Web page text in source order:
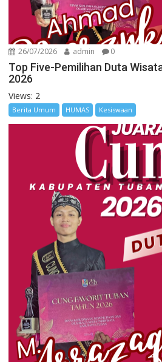
26/07/2026 admin 0
Top Five-Pemilihan Duta
2026
Views: 2
Berita Umum HUMAS Kesiswaan